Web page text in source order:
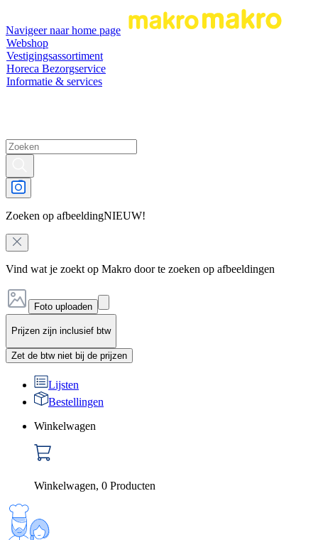
Navigeer naar home page
Webshop
Vestigingsassortiment
Horeca Bezorgservice
Informatie & services
Zoeken op afbeeldingNIEUW!
Vind wat je zoekt op Makro door te zoeken op afbeeldingen
Foto uploaden
Prijzen zijn inclusief btw
Zet de btw niet bij de prijzen
Lijsten
Bestellingen
Winkelwagen
Winkelwagen, 0 Producten